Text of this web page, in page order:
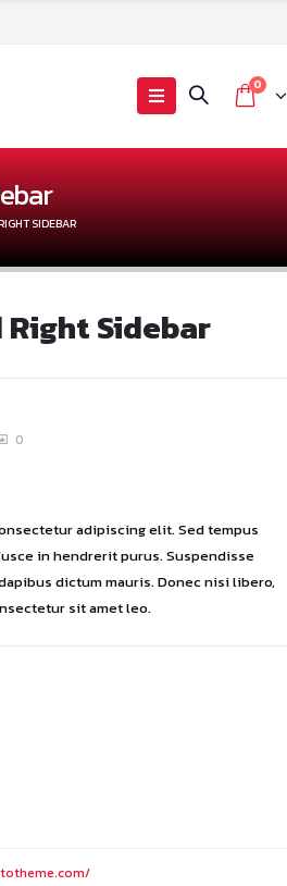
0
SIDEBAR
Sidebar
0
adipiscing elit. Sed tempus
in hendrerit purus. Suspendisse
dictum mauris. Donec nisi libero,
sit amet leo.